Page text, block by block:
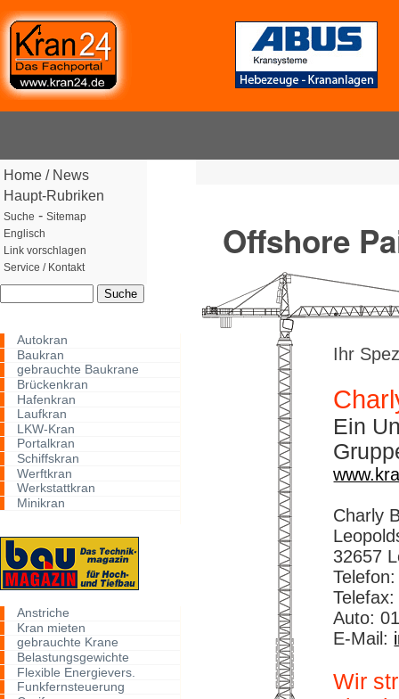
Home / News
Haupt-Rubriken
Suche - Sitemap
Englisch
Link vorschlagen
Service / Kontakt
Autokran
Baukran
gebrauchte Baukrane
Brückenkran
Hafenkran
Laufkran
LKW-Kran
Portalkran
Schiffskran
Werftkran
Werkstattkran
Minikran
Anstriche
Kran mieten
gebrauchte Krane
Belastungsgewichte
Flexible Energievers.
Funkfernsteuerung
Offshore
Ihr
Ein
Charly
32657
Auto:
E-Mail:
Wir